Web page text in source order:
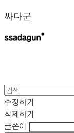
싸다군
수정하기
삭제하기
글쓴이